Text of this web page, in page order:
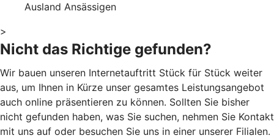
Ausland Ansässigen
>
Nicht das Richtige gefunden?
Wir bauen unseren Internetauftritt Stück für Stück weiter
aus, um Ihnen in Kürze unser gesamtes Leistungsangebot
auch online präsentieren zu können. Sollten Sie bisher
nicht gefunden haben, was Sie suchen, nehmen Sie Kontakt
mit uns auf oder besuchen Sie uns in einer unserer Filialen.